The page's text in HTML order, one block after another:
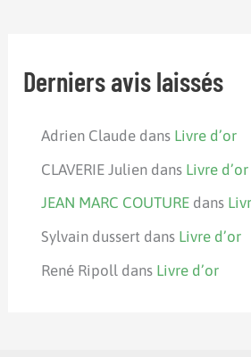
Derniers avis laissés
Adrien Claude dans Livre d’or
CLAVERIE Julien dans Livre d’or
JEAN MARC COUTURE dans
Sylvain dussert dans Livre d’or
René Ripoll dans Livre d’or